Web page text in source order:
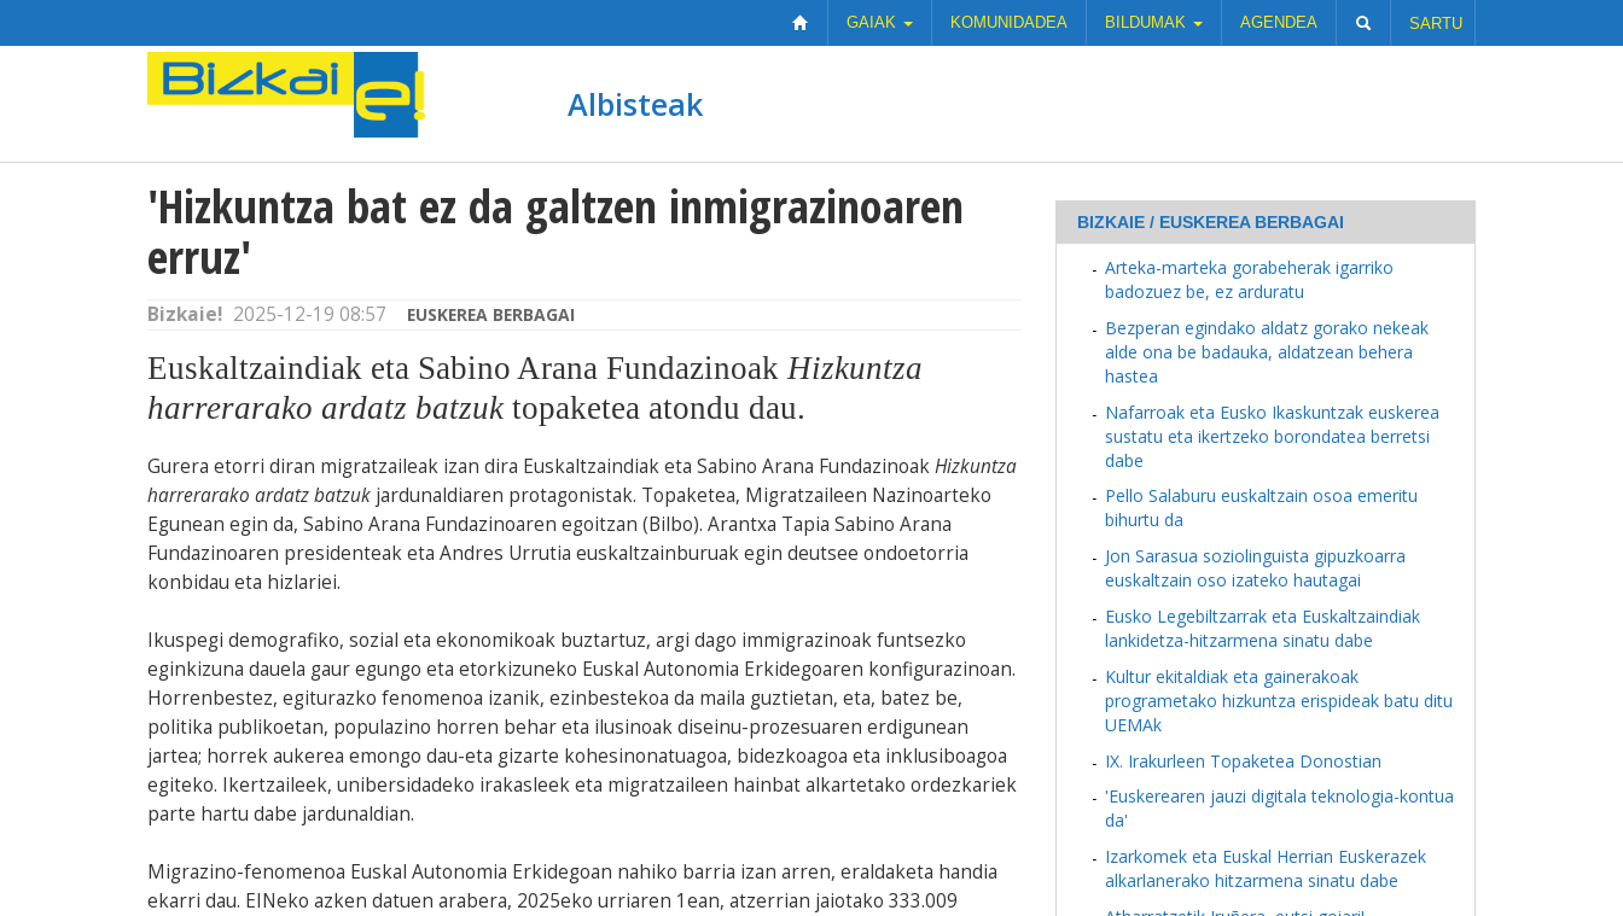
GAIAK KOMUNIDADEA BILDUMAK AGENDEA SARTU
Albisteak
'Hizkuntza bat ez da galtzen inmigrazinoaren
erruz'
Bizkaie! 2025-12-19 08:57 EUSKEREA BERBAGAI
Euskaltzaindiak eta Sabino Arana FundazinoakHizkuntza
harrerarako ardatz batzuktopaketea atondu dau.
Gurera etorri diran migratzaileak izan dira Euskaltzaindiak eta Sabino Arana FundazinoakHizkuntza
harrerarako ardatz batzuk jardunaldiaren protagonistak. Topaketea, Migratzaileen Nazinoarteko
Egunean egin da, Sabino Arana Fundazinoaren egoitzan (Bilbo). Arantxa Tapia Sabino Arana
Fundazinoaren presidenteak eta Andres Urrutia euskaltzainburuak egin deutsee ondoetorria
konbidau eta hizlariei.
Ikuspegi demografiko, sozial eta ekonomikoak buztartuz, argi dago immigrazinoak funtsezko
eginkizuna dauela gaur egungo eta etorkizuneko Euskal Autonomia Erkidegoaren konfigurazinoan.
Horrenbestez, egiturazko fenomenoa izanik, ezinbestekoa da maila guztietan, eta, batez be,
politika publikoetan, populazino horren behar eta ilusinoak diseinu-prozesuaren erdigunean
jartea; horrek aukerea emongo dau-eta gizarte kohesinonatuagoa, bidezkoagoa eta inklusiboagoa
egiteko. Ikertzaileek, unibersidadeko irakasleek eta migratzaileen hainbat alkartetako ordezkariek
parte hartu dabe jardunaldian.
Migrazino-fenomenoa Euskal Autonomia Erkidegoan nahiko barria izan arren, eraldaketa handia
ekarri dau. EINeko azken datuen arabera, 2025eko urriaren 1ean, atzerrian jaiotako 333.009
BIZKAIE / EUSKEREA BERBAGAI
Arteka-marteka gorabeherak igarriko
badozuez be, ez arduratu
Bezperan egindako aldatz gorako nekeak
alde ona be badauka, aldatzean behera
hastea
Nafarroak eta Eusko Ikaskuntzak euskerea
sustatu eta ikertzeko borondatea berretsi
dabe
Pello Salaburu euskaltzain osoa emeritu
bihurtu da
Jon Sarasua soziolinguista gipuzkoarra
euskaltzain oso izateko hautagai
Eusko Legebiltzarrak eta Euskaltzaindiak
lankidetza-hitzarmena sinatu dabe
Kultur ekitaldiak eta gainerakoak
programetako hizkuntza erispideak batu ditu
UEMAk
IX. Irakurleen Topaketea Donostian
'Euskerearen jauzi digitala teknologia-kontua
da'
Izarkomek eta Euskal Herrian Euskerazek
alkarlanerako hitzarmena sinatu dabe